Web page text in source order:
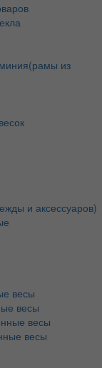
из
и аксессуаров)
весы
весы
весы
весы